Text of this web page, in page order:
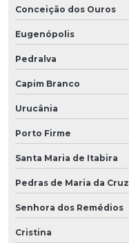
Conceição dos Ouros
Eugenópolis
Pedralva
Capim Branco
Urucânia
Porto Firme
Santa Maria de Itabira
Pedras de Maria da Cruz
Senhora dos Remédios
Cristina